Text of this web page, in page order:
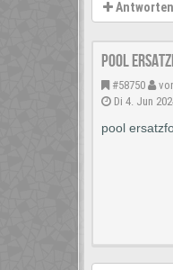
Antworten
pool
#58750
Di 4. Jun
pool